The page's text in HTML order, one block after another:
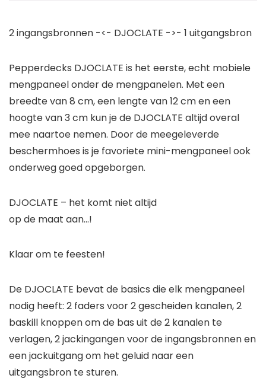
2 ingangsbronnen -<- DJOCLATE ->- 1 uitgangsbron
Pepperdecks DJOCLATE is het eerste, echt mobiele
mengpaneel onder de mengpanelen. Met een
breedte van 8 cm, een lengte van 12 cm en een
hoogte van 3 cm kun je de DJOCLATE altijd overal
mee naartoe nemen. Door de meegeleverde
beschermhoes is je favoriete mini-mengpaneel ook
onderweg goed opgeborgen.
DJOCLATE – het komt niet altijd
op de maat aan…!
Klaar om te feesten!
De DJOCLATE bevat de basics die elk mengpaneel
nodig heeft: 2 faders voor 2 gescheiden kanalen, 2
baskill knoppen om de bas uit de 2 kanalen te
verlagen, 2 jackingangen voor de ingangsbronnen en
een jackuitgang om het geluid naar een
uitgangsbron te sturen.